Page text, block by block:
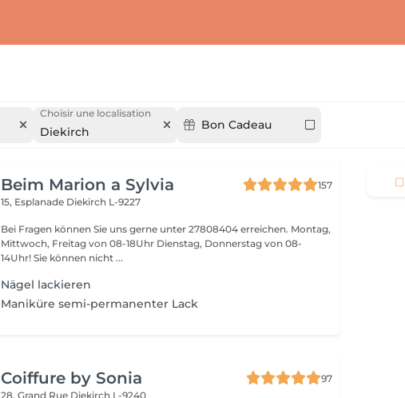
Choisir une localisation
Diekirch Bon Cadeau
Beim Marion a Sylvia
157
15, Esplanade Diekirch L-9227
Bei Fragen können Sie uns gerne unter 27808404 erreichen. Montag,
Mittwoch, Freitag von 08-18Uhr Dienstag, Donnerstag von 08-
14Uhr! Sie können nicht ...
Nägel lackieren
Maniküre semi-permanenter Lack
Coiffure by Sonia
97
28, Grand Rue Diekirch L-9240